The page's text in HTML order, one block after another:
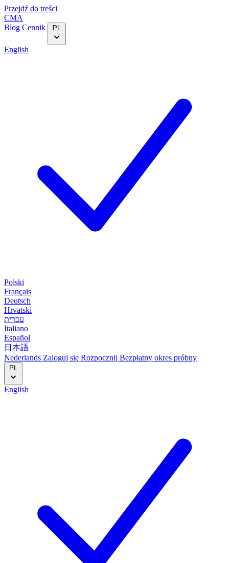
Przejdź do treści
CMA
Blog‎ Cennik PL
English
Polski
Français
Deutsch
Hrvatski
עברית
Italiano
Español
日本語
Nederlands Zaloguj się Rozpocznij Bezpłatny okres próbny
PL
English